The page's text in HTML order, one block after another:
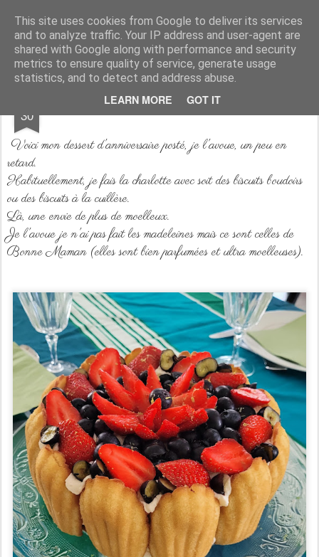
This site uses cookies from Google to deliver its services
and to analyze traffic. Your IP address and user-agent are
shared with Google along with performance and security
metrics to ensure quality of service, generate usage
statistics, and to detect and address abuse.
LEARN MORE GOT IT
Aux papilles by Virginie
30 Charlotte de madeleines
Voici mon dessert d'anniversaire posté, je l'avoue, un peu en
retard.
Habituellement, je fais la charlotte avec soit des biscuits boudoirs
ou des biscuits à la cuillère.
Là, une envie de plus de moelleux.
Je l'avoue je n'ai pas fait les madeleines mais ce sont celles de
Bonne Maman (elles sont bien parfumées et ultra moelleuses).